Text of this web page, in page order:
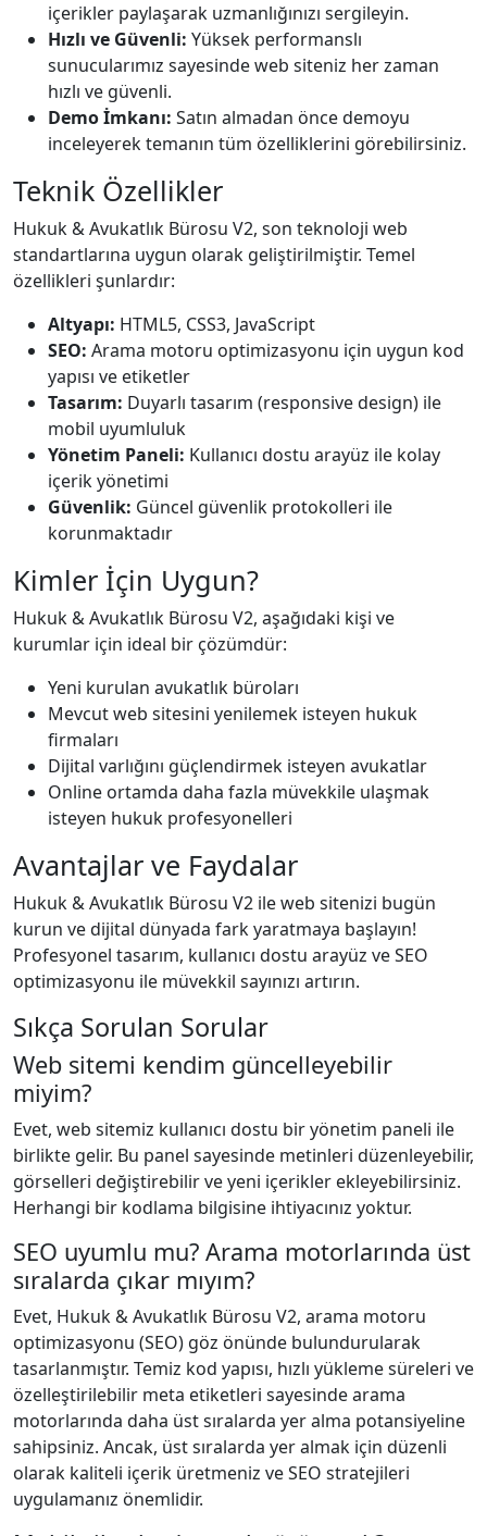
içerikler paylaşarak uzmanlığınızı sergileyin.
Hızlı ve Güvenli: Yüksek performanslı
sunucularımız sayesinde web siteniz her zaman
hızlı ve güvenli.
Demo İmkanı: Satın almadan önce demoyu
inceleyerek temanın tüm özelliklerini görebilirsiniz.
Teknik Özellikler
Hukuk & Avukatlık Bürosu V2, son teknoloji web
standartlarına uygun olarak geliştirilmiştir. Temel
özellikleri şunlardır:
Altyapı: HTML5, CSS3, JavaScript
SEO: Arama motoru optimizasyonu için uygun kod
yapısı ve etiketler
Tasarım: Duyarlı tasarım (responsive design) ile
mobil uyumluluk
Yönetim Paneli: Kullanıcı dostu arayüz ile kolay
içerik yönetimi
Güvenlik: Güncel güvenlik protokolleri ile
korunmaktadır
Kimler İçin Uygun?
Hukuk & Avukatlık Bürosu V2, aşağıdaki kişi ve
kurumlar için ideal bir çözümdür:
Yeni kurulan avukatlık büroları
Mevcut web sitesini yenilemek isteyen hukuk
firmaları
Dijital varlığını güçlendirmek isteyen avukatlar
Online ortamda daha fazla müvekkile ulaşmak
isteyen hukuk profesyonelleri
Avantajlar ve Faydalar
Hukuk & Avukatlık Bürosu V2 ile web sitenizi bugün
kurun ve dijital dünyada fark yaratmaya başlayın!
Profesyonel tasarım, kullanıcı dostu arayüz ve SEO
optimizasyonu ile müvekkil sayınızı artırın.
Sıkça Sorulan Sorular
Web sitemi kendim güncelleyebilir
miyim?
Evet, web sitemiz kullanıcı dostu bir yönetim paneli ile
birlikte gelir. Bu panel sayesinde metinleri düzenleyebilir,
görselleri değiştirebilir ve yeni içerikler ekleyebilirsiniz.
Herhangi bir kodlama bilgisine ihtiyacınız yoktur.
SEO uyumlu mu? Arama motorlarında üst
sıralarda çıkar mıyım?
Evet, Hukuk & Avukatlık Bürosu V2, arama motoru
optimizasyonu (SEO) göz önünde bulundurularak
tasarlanmıştır. Temiz kod yapısı, hızlı yükleme süreleri ve
özelleştirilebilir meta etiketleri sayesinde arama
motorlarında daha üst sıralarda yer alma potansiyeline
sahipsiniz. Ancak, üst sıralarda yer almak için düzenli
olarak kaliteli içerik üretmeniz ve SEO stratejileri
uygulamanız önemlidir.